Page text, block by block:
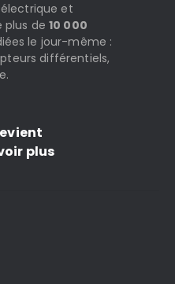
et
plus de10 000
le jour-même :
différentiels,
plus